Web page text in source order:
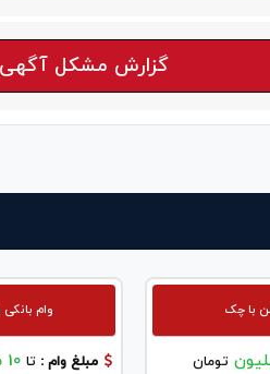
گزارش مشکل آگهی
با چک
تومان
وام
مبلغ وام :تا 10 میلیارد